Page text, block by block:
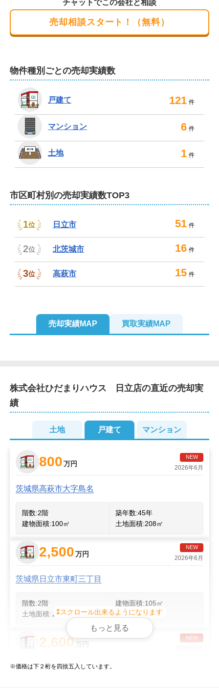
いたします。皆様にご満足いただけるお取引実現に向け
て尽力いたしますので、お気軽にご相談ください。
客様や、女性お一人でも安心してご来店頂けま
チャットでこの会社と相談
売却相談スタート！（無料）
物件種別ごとの売却実績数
戸建て 121 件
マンション 6 件
土地 1 件
市区町村別の売却実績数TOP3
1位 日立市 51 件
2位 北茨城市 16 件
3位 高萩市 15 件
売却実績MAP 買取実績MAP
2
2 2
3
2
2
株式会社ひだまりハウス　日立店の直近の売却実
績
土地 戸建て マンション
NEW
800万円 2026年6月
茨城県高萩市大字島名
階数:2階 築年数:45年
建物面積:100㎡ 土地面積:208㎡
NEW
2,500万円 2026年6月
茨城県日立市東町三丁目
階数:2階 建物面積:105㎡
土地面積:176㎡
NEW
2,600万円
茨城県那珂郡東海村東海一丁目
スクロール出来るようになります
もっと見る
※価格は下２桁を四捨五入しています。